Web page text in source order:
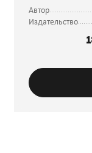
Автор
Издательство